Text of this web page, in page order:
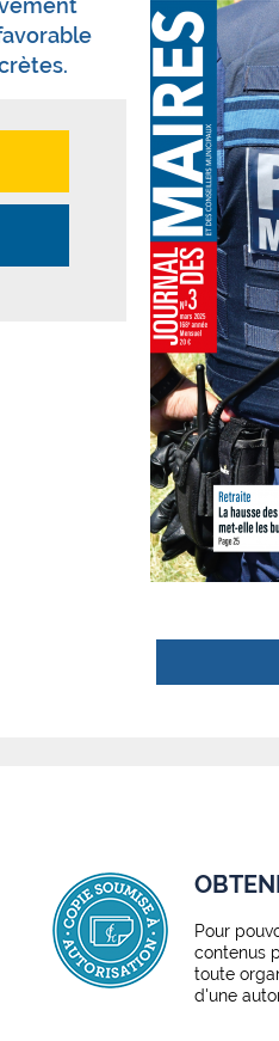
Pour
contenus
toute
d'une